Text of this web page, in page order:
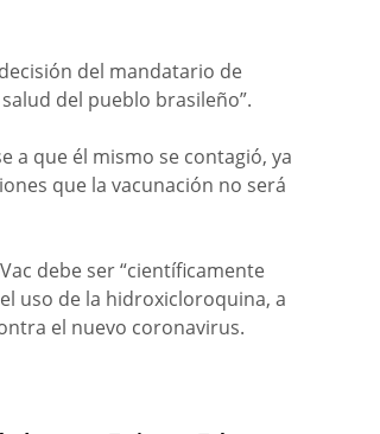
del mandatario de
del pueblo brasileño”.
a que él mismo se contagió, ya
que la vacunación no será
debe ser “científicamente
uso de la hidroxicloroquina, a
el nuevo coronavirus.